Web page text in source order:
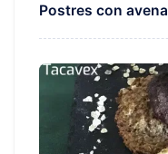
Postres con avena